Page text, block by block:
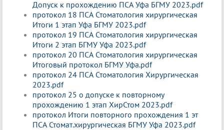
Допуск к прохождению ПСА Уфа БГМУ 2023.pdf
протокол 18 ПСА Стоматология хирургическая
Итоги 1 этап Уфа БГМУ 2023.pdf
протокол 19 ПСА Стоматология хирургическая
Итоги 2 этап БГМУ Уфа 2023.pdf
протокол 20 ПСА Стоматология хирургическая
Итоговый протокол БГМУ Уфа.pdf
протокол 24 ПСА Стоматология Хирургическая
2023.pdf
протокол 25 о допуске к повторному
прохождению 1 этап ХирСтом 2023.pdf
протокол Итоги повторного прохождения 1 эт
ПСА Стомат.хирургическая БГМУ Уфа 2023.pdf